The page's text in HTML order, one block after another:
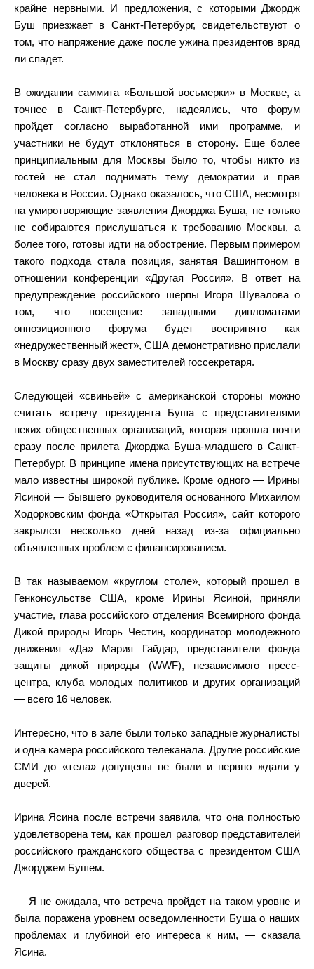
крайне нервными. И предложения, с которыми Джордж
Буш приезжает в Санкт-Петербург, свидетельствуют о
том, что напряжение даже после ужина президентов вряд
ли спадет.
В ожидании саммита «Большой восьмерки» в Москве, а
точнее в Санкт-Петербурге, надеялись, что форум
пройдет согласно выработанной ими программе, и
участники не будут отклоняться в сторону. Еще более
принципиальным для Москвы было то, чтобы никто из
гостей не стал поднимать тему демократии и прав
человека в России. Однако оказалось, что США, несмотря
на умиротворяющие заявления Джорджа Буша, не только
не собираются прислушаться к требованию Москвы, а
более того, готовы идти на обострение. Первым примером
такого подхода стала позиция, занятая Вашингтоном в
отношении конференции «Другая Россия». В ответ на
предупреждение российского шерпы Игоря Шувалова о
том, что посещение западными дипломатами
оппозиционного форума будет воспринято как
«недружественный жест», США демонстративно прислали
в Москву сразу двух заместителей госсекретаря.
Следующей «свиньей» с американской стороны можно
считать встречу президента Буша с представителями
неких общественных организаций, которая прошла почти
сразу после прилета Джорджа Буша-младшего в Санкт-
Петербург. В принципе имена присутствующих на встрече
мало известны широкой публике. Кроме одного — Ирины
Ясиной — бывшего руководителя основанного Михаилом
Ходорковским фонда «Открытая Россия», сайт которого
закрылся несколько дней назад из-за официально
объявленных проблем с финансированием.
В так называемом «круглом столе», который прошел в
Генконсульстве США, кроме Ирины Ясиной, приняли
участие, глава российского отделения Всемирного фонда
Дикой природы Игорь Честин, координатор молодежного
движения «Да» Мария Гайдар, представители фонда
защиты дикой природы (WWF), независимого пресс-
центра, клуба молодых политиков и других организаций
— всего 16 человек.
Интересно, что в зале были только западные журналисты
и одна камера российского телеканала. Другие российские
СМИ до «тела» допущены не были и нервно ждали у
дверей.
Ирина Ясина после встречи заявила, что она полностью
удовлетворена тем, как прошел разговор представителей
российского гражданского общества с президентом США
Джорджем Бушем.
— Я не ожидала, что встреча пройдет на таком уровне и
была поражена уровнем осведомленности Буша о наших
проблемах и глубиной его интереса к ним, — сказала
Ясина.